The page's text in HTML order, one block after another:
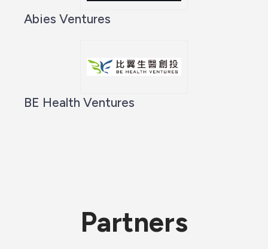
Abies Ventures
BE Health Ventures
Partners